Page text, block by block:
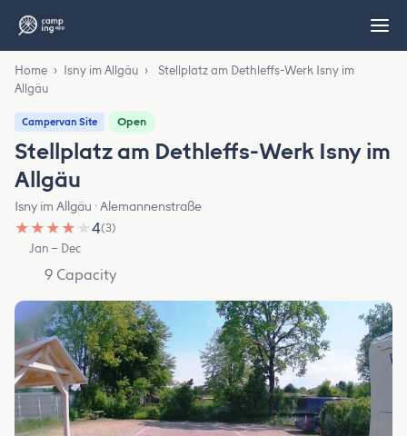
Home › Isny im Allgäu ›
Stellplatz am Dethleffs-Werk Isny im
Allgäu
Campervan Site Open
Stellplatz am Dethleffs-Werk Isny im
Allgäu
Isny im Allgäu · Alemannenstraße
★ ★ ★ ★ ★4(3)
Jan – Dec
9 Capacity